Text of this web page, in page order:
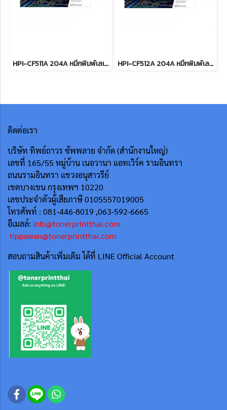
HPI-CF511A 204A หมึกพิมพ์เลเซอร์โทนเนอร์สีฟ้า รับประกันศูนย์บริการของแท้แน่นอน HPI-CF512A 204A หมึกพิมพ์เลเซอร์โทนเนอร์สีเหลือง รับประกันศูนย์บริการของแท้แน่นอน
ติดต่อเรา
บริษัท ทิพย์ถาวร ซัพพลาย จำกัด (สำนักงานใหญ่)
เลขที่ 165/55 หมู่บ้าน เนอวานา แอทเวิร์ค รามอินทรา
ถนนรามอินทรา แขวงอนุสาวรีย์
เขตบางเขน กรุงเทพฯ 10220
เลขประจำตัวผู้เสียภาษี 0105557019005
โทรศัพท์ : 081-446-8019 ,063-592-6665
อีเมลล์: info@tonerprintthai.com
tippawan@tonerprintthai.com
สอบถามสินค้าเพิ่มเติม ได้ที่ LINE Official Account